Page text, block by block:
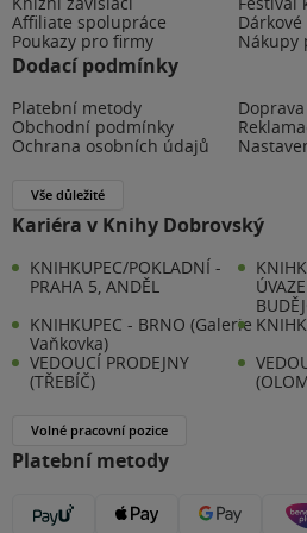
Affiliate spolupráce
Poukazy pro firmy
Nákupy
Dodací podmínky
Platební metody
Doprava
Obchodní podmínky
Ochrana osobních údajů
Vše důležité
Kariéra v Knihy Dobrovský
KNIHKUPEC/POKLADNÍ -
PRAHA 5, ANDĚL
KNIHKUPEC - BRNO (Galerie
Vaňkovka)
VEDOUCÍ PRODEJNY
(TŘEBÍČ)
Volné pracovní pozice
Platební metody